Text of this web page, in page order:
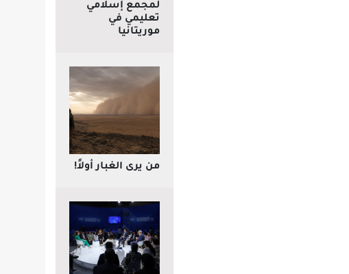
لمجمع إسلامي
تعليمي في
موريتانيا
من يرى الغبار أولاً!